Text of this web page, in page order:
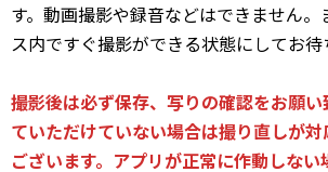
す。動画撮影や録音などはできません。
ス内ですぐ撮影ができる状態にしてお待
撮影後は必ず保存、写りの確認をお願い
ていただけていない場合は撮り直しが
ございます。アプリが正常に作動しな